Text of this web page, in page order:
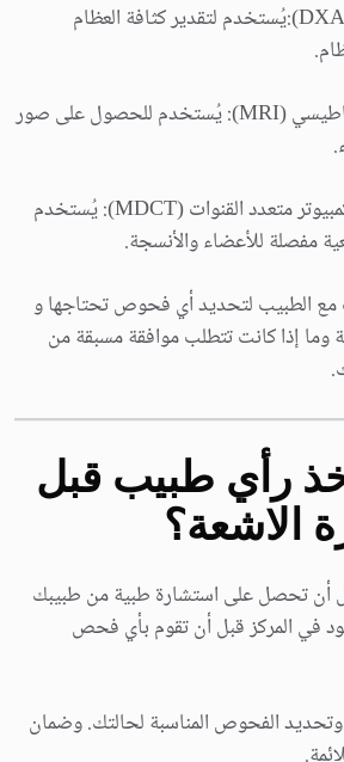
4. قياس كثافة العظام (DXA):يُستخدم لتقدير كثافة العظام
5. التصوير بالرنين المغناطيسي (MRI): يُستخدم للحصول على صور
6. التصوير المقطعي بالكمبيوتر متعدد القنوات (MDCT): يُستخدم
مفصلة للأعضاء والأنسجة.
مع الطبيب لتحديد أي فحوص تحتاجها و
وما إذا كانت تتطلب موافقة مسبقة من
رأي طبيب قبل
الاشعة؟
أن تحصل على استشارة طبية من طبيبك
في المركز قبل أن تقوم بأي فحص
الفحوص المناسبة لحالتك. وضمان